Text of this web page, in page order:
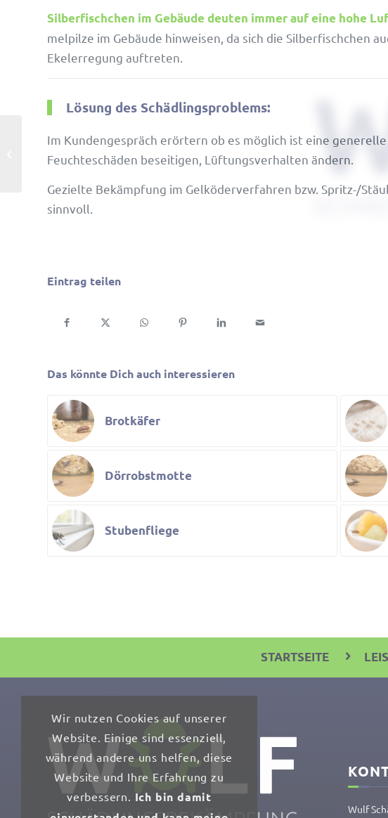
Silber­fisch­chen im Gebäude deuten immer auf eine hohe
mel­pilze im Gebäude hinweisen, da sich die Silber­fisch­chen
Ekel­er­re­gung auftreten.
Lösung des Schädlingsproblems:
Im Kunden­ge­spräch erör­tern ob es möglich ist eine
Feuch­te­schäden besei­tigen, Lüftungs­ver­halten ändern.
Gezielte Bekämp­fung im Gelkö­der­ver­fahren bzw. Spritz-/
sinnvoll.
Eintrag teilen
Das könnte Dich auch interessieren
Brotkäfer
Dörrobstmotte
Stubenfliege
STARTSEITE
Wulf
Motten
Wir nutzen Cookies auf unserer
Website. Einige sind essenziell,
während andere uns helfen, diese
Website und Ihre Erfahrung zu
verbessern. Ich bin damit